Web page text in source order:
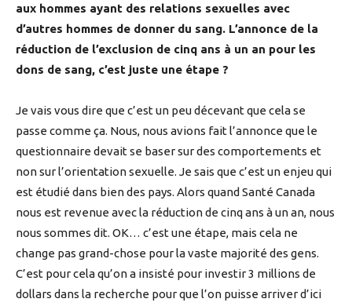
aux hommes ayant des relations sexuelles avec
d’autres hommes de donner du sang. L’annonce de la
réduction de l’exclusion de cinq ans à un an pour les
dons de sang, c’est juste une étape ?
Je vais vous dire que c’est un peu décevant que cela se
passe comme ça. Nous, nous avions fait l’annonce que le
questionnaire devait se baser sur des comportements et
non sur l’orientation sexuelle. Je sais que c’est un enjeu qui
est étudié dans bien des pays. Alors quand Santé Canada
nous est revenue avec la réduction de cinq ans à un an, nous
nous sommes dit. OK… c’est une étape, mais cela ne
change pas grand-chose pour la vaste majorité des gens.
C’est pour cela qu’on a insisté pour investir 3 millions de
dollars dans la recherche pour que l’on puisse arriver d’ici